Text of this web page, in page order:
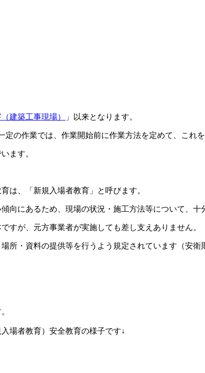
建築工事現場） 」以来となります。
の作業では、作業開始前に作業方法を定めて、これ
ます。
は、「新規入場者教育」と呼びます。
向にあるため、現場の状況・施工方法等について、十
すが、元方事業者が実施しても差し支えありません。
・資料の提供等を行うよう規定されています（安衛
場者教育）安全教育の様子です↓